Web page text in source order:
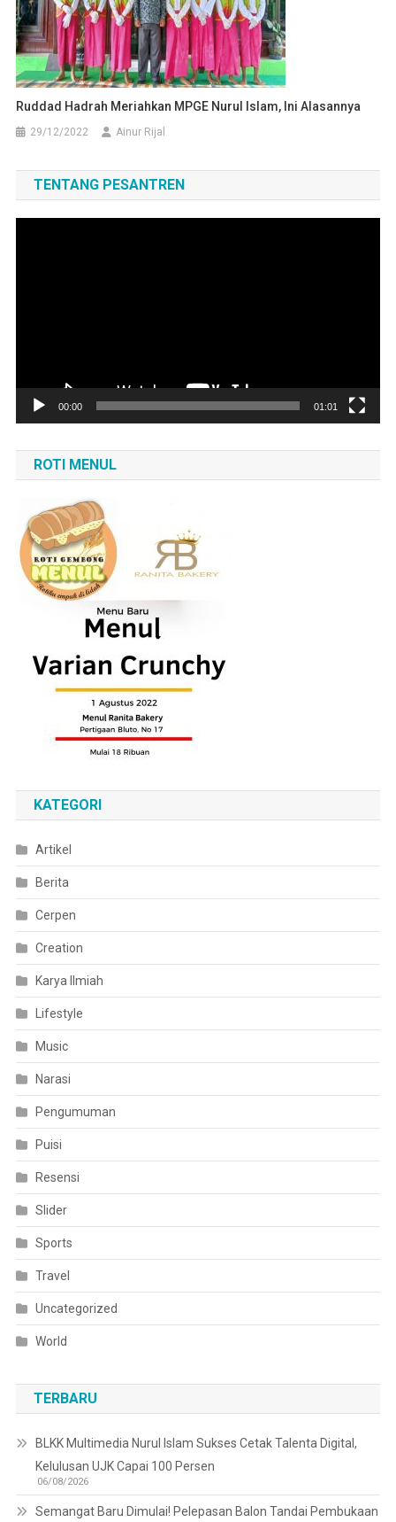
Ruddad Hadrah Meriahkan MPGE Nurul Islam, Ini Alasannya
29/12/2022 Ainur Rijal
TENTANG PESANTREN
00:00 01:01
ROTI MENUL
KATEGORI
Artikel
Berita
Cerpen
Creation
Karya Ilmiah
Lifestyle
Music
Narasi
Pengumuman
Puisi
Resensi
Slider
Sports
Travel
Uncategorized
World
TERBARU
BLKK Multimedia Nurul Islam Sukses Cetak Talenta Digital,
Kelulusan UJK Capai 100 Persen
06/08/2026
Semangat Baru Dimulai! Pelepasan Balon Tandai Pembukaan